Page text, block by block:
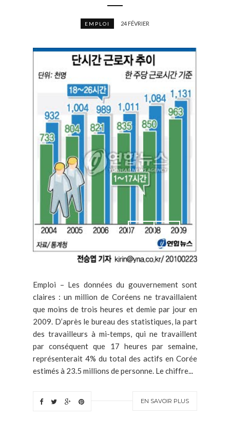
EMPLOI 24 FÉVRIER
Emploi – Les données du gouvernement sont
claires : un million de Coréens ne travaillaient
que moins de trois heures et demie par jour en
2009. D’après le bureau des statistiques, la part
des travailleurs à mi-temps, qui ne travaillent
par conséquent que 17 heures par semaine,
représenterait 4% du total des actifs en Corée
estimés à 23.5 millions de personne. Le chiffre...
EN SAVOIR PLUS